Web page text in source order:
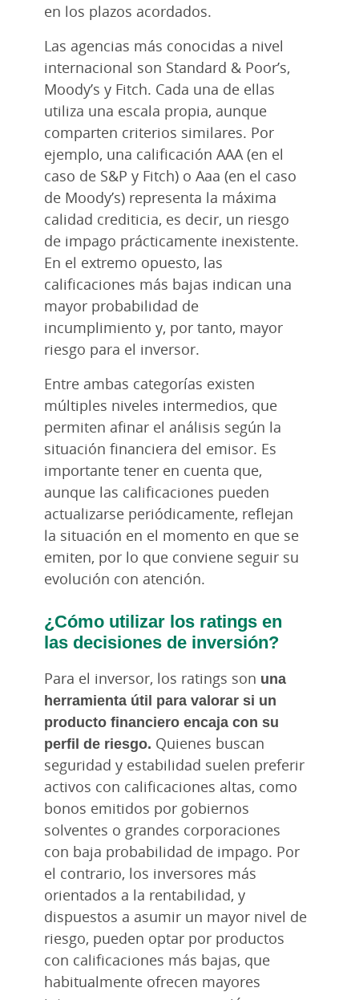
en los plazos acordados.
Las agencias más conocidas a nivel
internacional son Standard & Poor’s,
Moody’s y Fitch. Cada una de ellas
utiliza una escala propia, aunque
comparten criterios similares. Por
ejemplo, una calificación AAA (en el
caso de S&P y Fitch) o Aaa (en el caso
de Moody’s) representa la máxima
calidad crediticia, es decir, un riesgo
de impago prácticamente inexistente.
En el extremo opuesto, las
calificaciones más bajas indican una
mayor probabilidad de
incumplimiento y, por tanto, mayor
riesgo para el inversor.
Entre ambas categorías existen
múltiples niveles intermedios, que
permiten afinar el análisis según la
situación financiera del emisor. Es
importante tener en cuenta que,
aunque las calificaciones pueden
actualizarse periódicamente, reflejan
la situación en el momento en que se
emiten, por lo que conviene seguir su
evolución con atención.
¿Cómo utilizar los ratings en
las decisiones de inversión?
Para el inversor, los ratings son una
herramienta útil para valorar si un
producto financiero encaja con su
perfil de riesgo. Quienes buscan
seguridad y estabilidad suelen preferir
activos con calificaciones altas, como
bonos emitidos por gobiernos
solventes o grandes corporaciones
con baja probabilidad de impago. Por
el contrario, los inversores más
orientados a la rentabilidad, y
dispuestos a asumir un mayor nivel de
riesgo, pueden optar por productos
con calificaciones más bajas, que
habitualmente ofrecen mayores